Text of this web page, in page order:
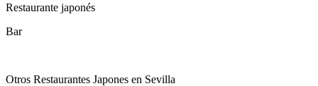
Restaurante japonés
Bar
Otros Restaurantes Japones en Sevilla